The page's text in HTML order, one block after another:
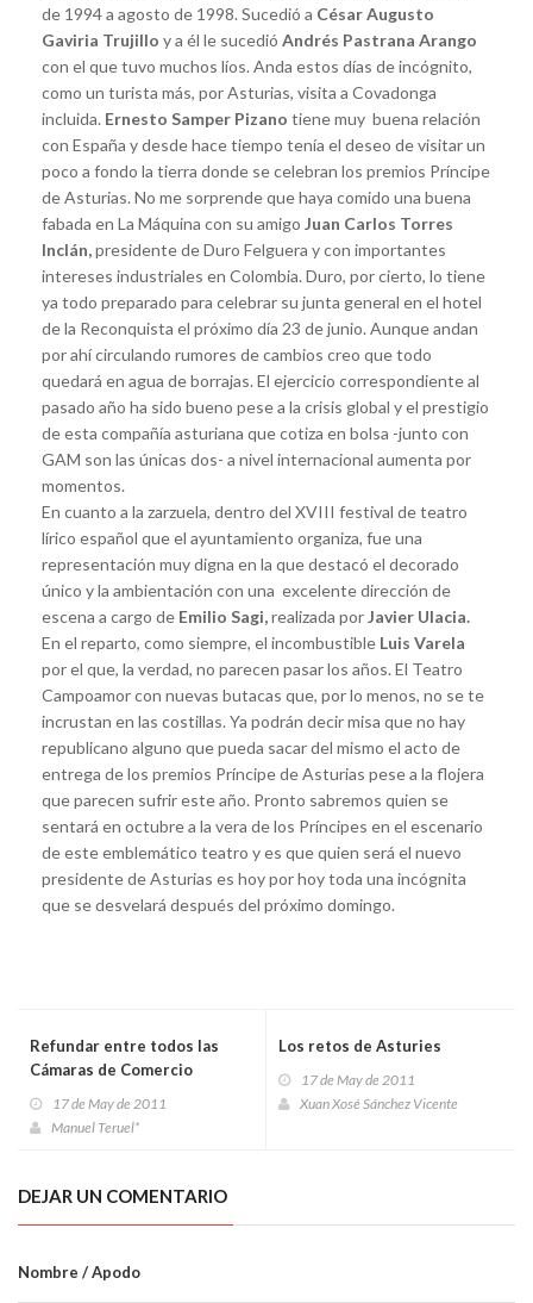
de 1994 a agosto de 1998. Sucedió a César Augusto
Gaviria Trujillo y a él le sucedió Andrés Pastrana Arango
con el que tuvo muchos líos. Anda estos días de incógnito,
como un turista más, por Asturias, visita a Covadonga
incluida. Ernesto Samper Pizano tiene muy buena relación
con España y desde hace tiempo tenía el deseo de visitar un
poco a fondo la tierra donde se celebran los premios Príncipe
de Asturias. No me sorprende que haya comido una buena
fabada en La Máquina con su amigo Juan Carlos Torres
Inclán,presidente de Duro Felguera y con importantes
intereses industriales en Colombia. Duro, por cierto, lo tiene
ya todo preparado para celebrar su junta general en el hotel
de la Reconquista el próximo día 23 de junio. Aunque andan
por ahí circulando rumores de cambios creo que todo
quedará en agua de borrajas. El ejercicio correspondiente al
pasado año ha sido bueno pese a la crisis global y el prestigio
de esta compañía asturiana que cotiza en bolsa -junto con
GAM son las únicas dos- a nivel internacional aumenta por
momentos.
En cuanto a la zarzuela, dentro del XVIII festival de teatro
lírico español que el ayuntamiento organiza, fue una
representación muy digna en la que destacó el decorado
único y la ambientación con una excelente dirección de
escena a cargo de Emilio Sagi,realizada porJavier Ulacia.
En el reparto, como siempre, el incombustible Luis Varela
por el que, la verdad, no parecen pasar los años. El Teatro
Campoamor con nuevas butacas que, por lo menos, no se te
incrustan en las costillas. Ya podrán decir misa que no hay
republicano alguno que pueda sacar del mismo el acto de
entrega de los premios Príncipe de Asturias pese a la flojera
que parecen sufrir este año. Pronto sabremos quien se
sentará en octubre a la vera de los Príncipes en el escenario
de este emblemático teatro y es que quien será el nuevo
presidente de Asturias es hoy por hoy toda una incógnita
que se desvelará después del próximo domingo.
Refundar entre todos las
Cámaras de Comercio
17 de May de 2011
Manuel Teruel*
Los retos de Asturies
17 de May de 2011
Xuan Xosé Sánchez Vicente
DEJAR UN COMENTARIO
Nombre / Apodo